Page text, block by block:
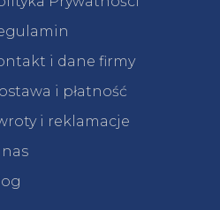
i dane firmy
i płatność
i reklamacje
nas